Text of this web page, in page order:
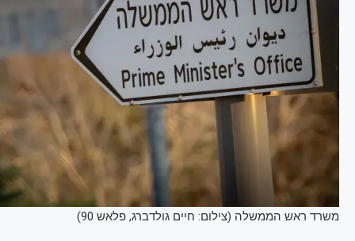
משרד ראש הממשלה (צילום: חיים גולדברג, פלאש 90)